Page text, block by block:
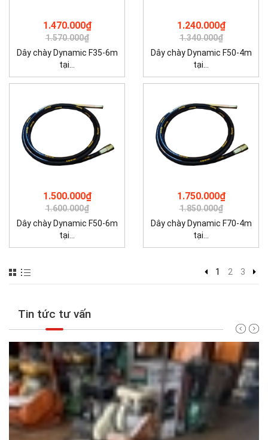
1.470.000₫
1.570.000₫
Dây chày Dynamic F35-6m
tại...
1.240.000₫
1.340.000₫
Dây chày Dynamic F50-4m
tại...
1.500.000₫
1.600.000₫
Dây chày Dynamic F50-6m
tại...
1.750.000₫
1.850.000₫
Dây chày Dynamic F70-4m
tại...
1 2 3
Tin tức tư vấn